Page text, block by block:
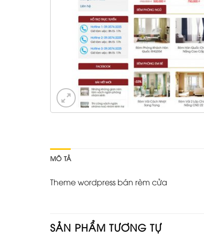
MÔ TẢ
Theme wordpress bán rèm cửa
SẢN PHẨM TƯƠNG TỰ